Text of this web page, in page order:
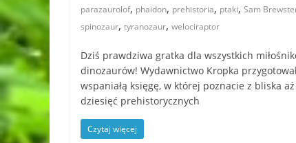
parazaurolof, phaidon, prehistoria, ptaki, Sam
spinozaur, tyranozaur, welociraptor
Dziś prawdziwa gratka dla wszystkich
dinozaurów! Wydawnictwo Kropka
wspaniałą księgę, w której poznacie z bliska aż
dziesięć prehistorycznych
Czytaj więcej